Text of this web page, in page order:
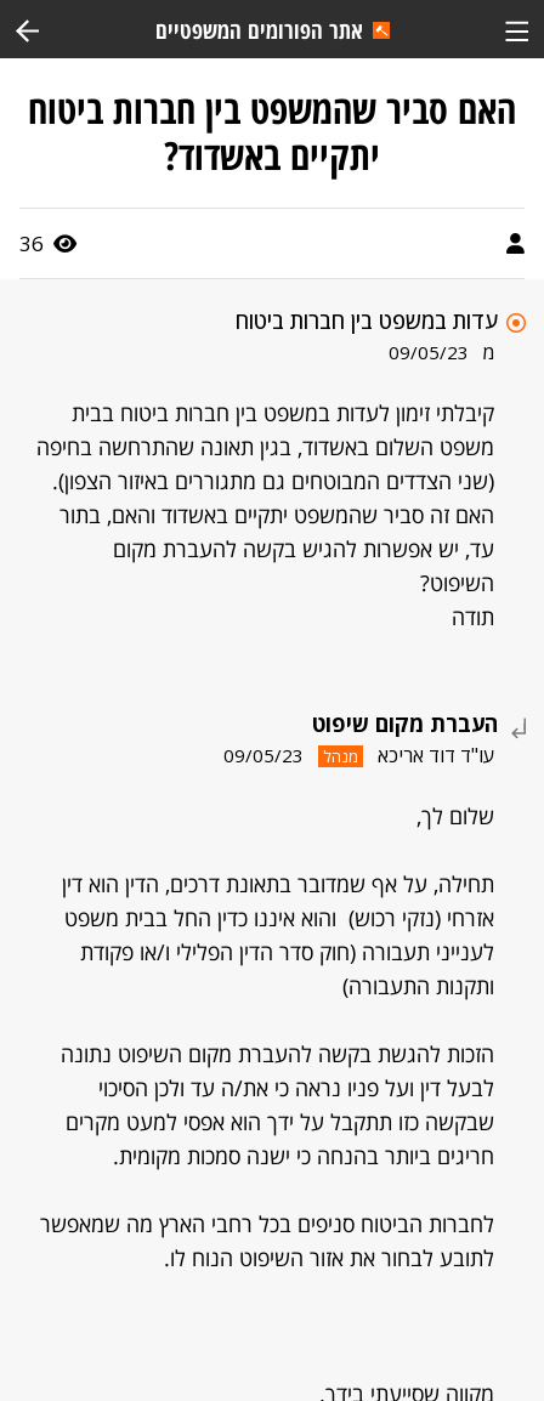
אתר הפורומים המשפטיים
האם סביר שהמשפט בין חברות ביטוח
יתקיים באשדוד?
36
עדות במשפט בין חברות ביטוח
מ 09/05/23
קיבלתי זימון לעדות במשפט בין חברות ביטוח בבית
משפט השלום באשדוד, בגין תאונה שהתרחשה בחיפה
(שני הצדדים המבוטחים גם מתגוררים באיזור הצפון).
האם זה סביר שהמשפט יתקיים באשדוד והאם, בתור
עד, יש אפשרות להגיש בקשה להעברת מקום
השיפוט?
תודה
העברת מקום שיפוט
עו"ד דוד אריכא מנהל 09/05/23
שלום לך,
תחילה, על אף שמדובר בתאונת דרכים, הדין הוא דין
אזרחי (נזקי רכוש) והוא איננו כדין החל בבית משפט
לענייני תעבורה (חוק סדר הדין הפלילי ו/או פקודת
ותקנות התעבורה)
הזכות להגשת בקשה להעברת מקום השיפוט נתונה
לבעל דין ועל פניו נראה כי את/ה עד ולכן הסיכוי
שבקשה כזו תתקבל על ידך הוא אפסי למעט מקרים
חריגים ביותר בהנחה כי ישנה סמכות מקומית.
לחברות הביטוח סניפים בכל רחבי הארץ מה שמאפשר
לתובע לבחור את אזור השיפוט הנוח לו.
מקווה שסייעתי בידך.